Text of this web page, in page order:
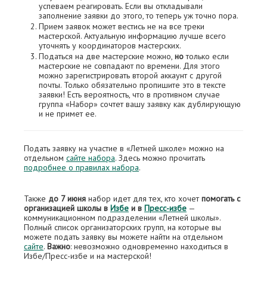
успеваем реагировать. Если вы откладывали
заполнение заявки до этого, то теперь уж точно пора.
Прием заявок может вестись не на все треки
мастерской. Актуальную информацию лучше всего
уточнять у координаторов мастерских.
Податься на две мастерские можно, нотолько если
мастерские не совпадают по времени. Для этого
можно зарегистрировать второй аккаунт с другой
почты. Только обязательно пропишите это в тексте
заявки! Есть вероятность, что в противном случае
группа «Набор» сочтет вашу заявку как дублирующую
и не примет ее.
Подать заявку на участие в «Летней школе» можно на
отдельном сайте набора. Здесь можно прочитать
подробнее о правилах набора.
Также до 7 июня набор идет для тех, кто хочетпомогать с
организацией школы в Избе и в Пресс-избе —
коммуникационном подразделении «Летней школы».
Полный список организаторских групп, на которые вы
можете подать заявку вы можете найти на отдельном
сайте. Важно: невозможно одновременно находиться в
Избе/Пресс-избе и на мастерской!